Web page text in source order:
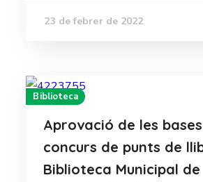
23 de febrer de 2022
Biblioteca
Aprovació de les
concurs de punts de
Biblioteca Municipal de